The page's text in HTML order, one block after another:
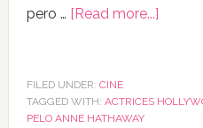
pero … [Read more...]
FILED UNDER: CINE
TAGGED WITH: ACTRICES
PELO ANNE HATHAWAY